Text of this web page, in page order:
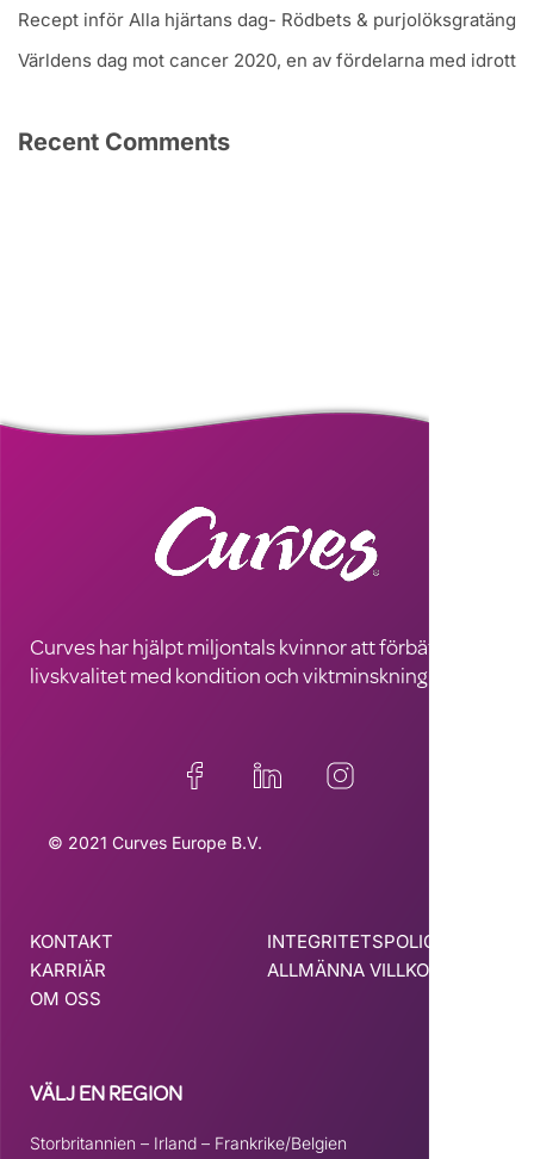
Recept inför Alla hjärtans dag- Rödbets & purjolöksgratäng
Världens dag mot cancer 2020, en av fördelarna med idrott
Recent Comments
Curves har hjälpt miljontals kvinnor att förbättra sin
livskvalitet med kondition och viktminskning
© 2021 Curves Europe B.V.
KONTAKT
KARRIÄR
OM OSS
INTEGRITETSPOLICY
ALLMÄNNA VILLKOR
VÄLJ EN REGION
Storbritannien – Irland – Frankrike/Belgien